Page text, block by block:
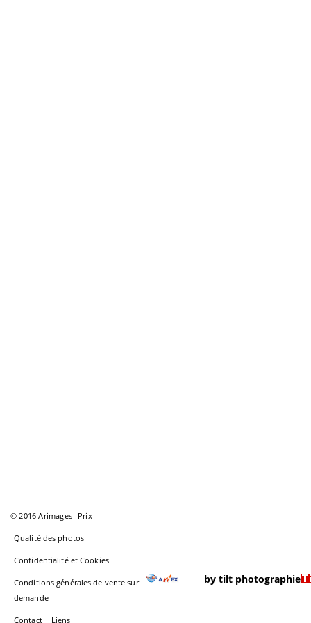
© 2016 Arimages Prix
Qualité des photos
Confidentialité et Cookies
Conditions générales de vente sur
demande
Contact Liens
by tilt photographie